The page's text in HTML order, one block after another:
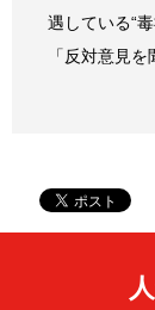
遇している“
「反対意見